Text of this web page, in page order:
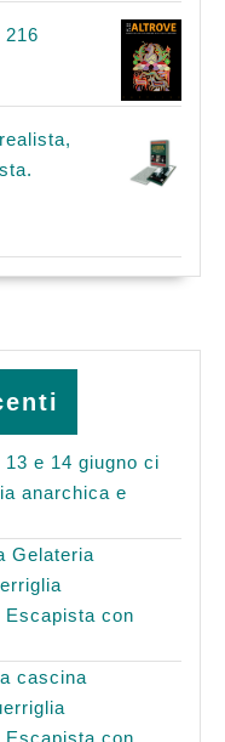
216
e 14 giugno ci
anarchica e
Gelateria
Escapista con
cascina